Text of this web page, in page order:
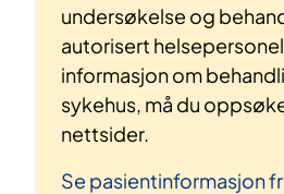
undersøkelse og
autorisert
informasjon om
sykehus, må du
nettsider.
Se pasientinformasjon